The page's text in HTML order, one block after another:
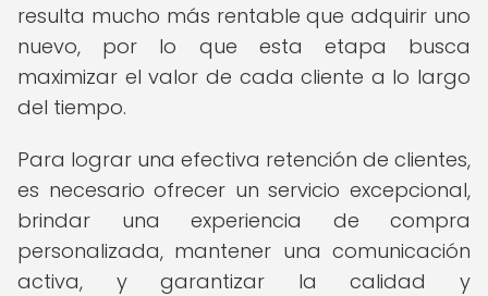
resulta mucho más rentable que adquirir uno
nuevo, por lo que esta etapa busca
maximizar el valor de cada cliente a lo largo
del tiempo.
Para lograr una efectiva retención de clientes,
es necesario ofrecer un servicio excepcional,
brindar una experiencia de compra
personalizada, mantener una comunicación
activa, y garantizar la calidad y